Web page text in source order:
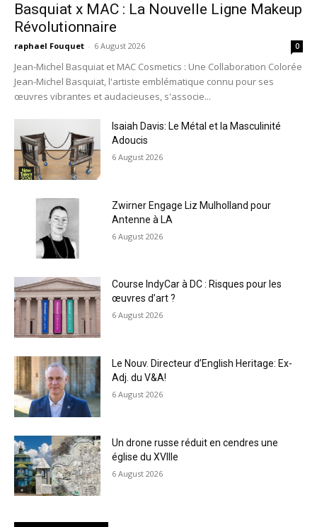
Basquiat x MAC : La Nouvelle Ligne Makeup
Révolutionnaire
raphael Fouquet - 6 August 2026 0
Jean-Michel Basquiat et MAC Cosmetics : Une Collaboration Colorée
Jean-Michel Basquiat, l'artiste emblématique connu pour ses
œuvres vibrantes et audacieuses, s'associe...
Isaiah Davis: Le Métal et la Masculinité
Adoucis
6 August 2026
Zwirner Engage Liz Mulholland pour
Antenne à LA
6 August 2026
Course IndyCar à DC : Risques pour les
œuvres d’art ?
6 August 2026
Le Nouv. Directeur d’English Heritage: Ex-
Adj. du V&A!
6 August 2026
Un drone russe réduit en cendres une
église du XVIIIe
6 August 2026